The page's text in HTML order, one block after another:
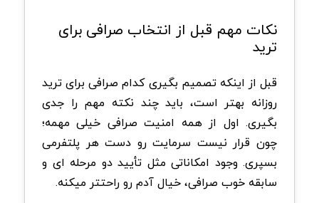
نکات مهم قبل از انتخاب صرافی برای
ترید
قبل از اینکه تصمیم بگیری کدام صرافی برای ترید
روزانه بهتر است، باید چند نکته مهم را جدی
بگیری. اول از همه امنیت صرافی خیلی مهمه؛
چون قرار نیست سرمایت رو دست هر پلتفرمی
بسپری. وجود امکاناتی مثل تأیید دو مرحله ای و
سابقه خوب صرافی، خیال آدم رو راحتتر میکنه.